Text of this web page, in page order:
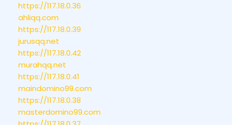
https://117.18.0.36
ahliqq.com
https://117.18.0.39
jurusqq.net
https://117.18.0.42
murahqq.net
https://117.18.0.41
maindomino99.com
https://117.18.0.38
masterdomino99.com